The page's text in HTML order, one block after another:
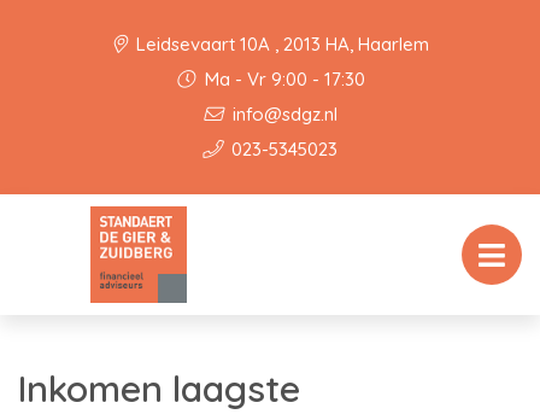
Leidsevaart 10A , 2013 HA, Haarlem
Ma - Vr 9:00 - 17:30
info@sdgz.nl
023-5345023
Inkomen laagste